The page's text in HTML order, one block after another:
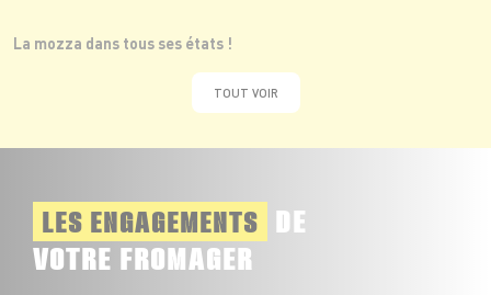
La mozza dans tous ses états !
TOUT VOIR
LES ENGAGEMENTS DE
VOTRE FROMAGER